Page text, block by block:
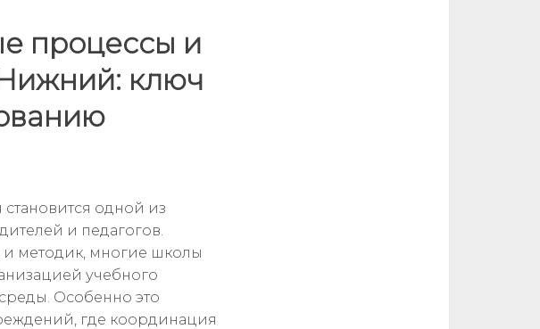
процессы и
ключ
одной из
и педагогов.
методик, многие школы
учебного
Особенно это
где координация